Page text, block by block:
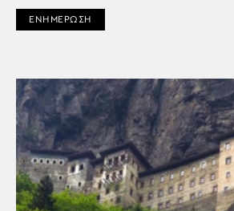
ΕΝΗΜΕΡΩΣΗ